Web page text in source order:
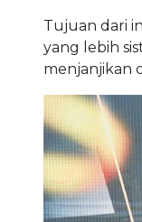
Tujuan dari
yang lebih
menjanjikan